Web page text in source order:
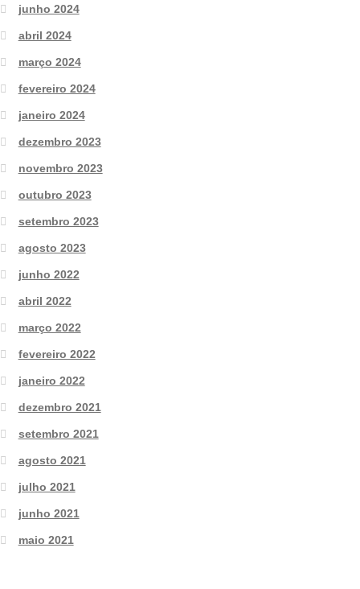
junho 2024
abril 2024
março 2024
fevereiro 2024
janeiro 2024
dezembro 2023
novembro 2023
outubro 2023
setembro 2023
agosto 2023
junho 2022
abril 2022
março 2022
fevereiro 2022
janeiro 2022
dezembro 2021
setembro 2021
agosto 2021
julho 2021
junho 2021
maio 2021